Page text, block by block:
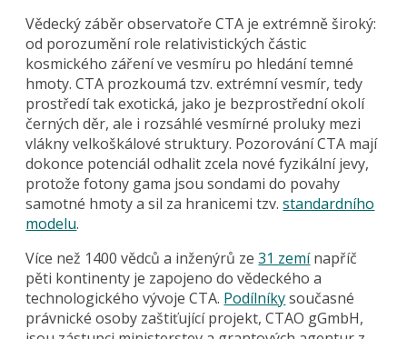
Vědecký záběr observatoře CTA je extrémně široký:
od porozumění role relativistických částic
kosmického záření ve vesmíru po hledání temné
hmoty. CTA prozkoumá tzv. extrémní vesmír, tedy
prostředí tak exotická, jako je bezprostřední okolí
černých děr, ale i rozsáhlé vesmírné proluky mezi
vlákny velkoškálové struktury. Pozorování CTA mají
dokonce potenciál odhalit zcela nové fyzikální jevy,
protože fotony gama jsou sondami do povahy
samotné hmoty a sil za hranicemi tzv.standardního
modelu.
Více než 1400 vědců a inženýrů ze31 zemínapříč
pěti kontinenty je zapojeno do vědeckého a
technologického vývoje CTA. Podílníkysoučasné
právnické osoby zaštiťující projekt, CTAO gGmbH,